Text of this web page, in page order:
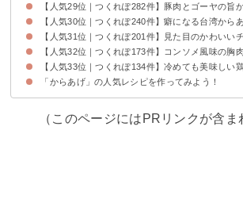
【人気29位｜つくれぽ282件】豚肉とゴーヤの旨
【人気30位｜つくれぽ240件】癖になる台湾から
【人気31位｜つくれぽ201件】見た目のかわいい
【人気32位｜つくれぽ173件】コンソメ風味の胸
【人気33位｜つくれぽ134件】冷めても美味しい
「からあげ」の人気レシピを作ってみよう！
（このページにはPRリンクが含ま